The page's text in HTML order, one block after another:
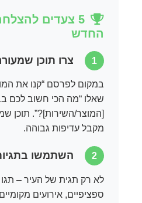
5 צעדים
החדש
1 צרו תוכן
במקום לפרסם “קנו את
שאלו “מה הכי חשוב לכם
[המוצר/השירות]?”. תוכן
מקבל עדיפות גבוהה.
2 השתמשו
לא רק תגית של העיר –
ספציפיים, אירועים